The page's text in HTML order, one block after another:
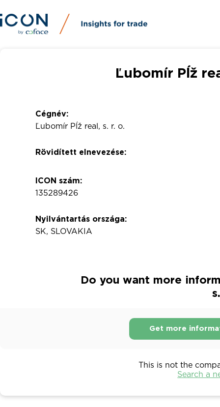
Ľubomír Pĺž
Cégnév:
Ľubomír Pĺž real, s. r. o.
Rövidített elnevezése:
ICON szám:
135289426
Nyilvántartás országa:
SK, SLOVAKIA
Do you want more
Get more
This is not the
Search a